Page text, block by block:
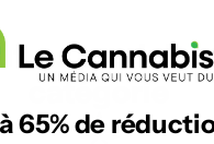
produits
catégorie
65% de